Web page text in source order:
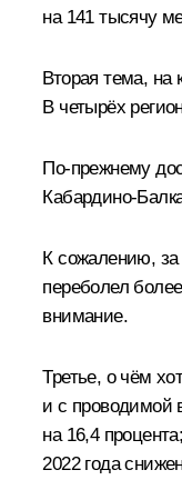
на 141 тысячу
Вторая тема, на
В четырёх
По-прежнему
Кабардино-
К сожалению, за
переболел
внимание.
Третье, о чём
и с проводимой
на 16,4
2022 года